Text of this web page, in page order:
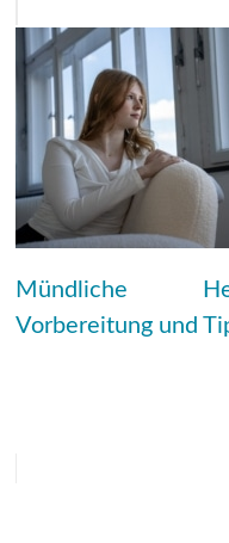
Mündliche
Vorbereitung und